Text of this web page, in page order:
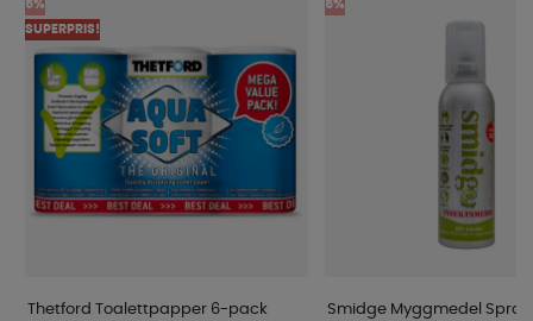
5%
SUPERPRIS!
Thetford Toalettpapper 6-pack
5%
Smidge Myggmedel Spray